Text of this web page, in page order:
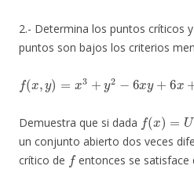
2.- Determina los puntos críticos
puntos son bajos los criterios
(x = y x 6
Demuestra que si dada
(x = ⊂R
un conjunto abierto dos veces
crítico de
f
entonces se satisface